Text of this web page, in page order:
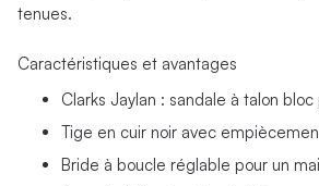
tenues.
Caractéristiques et avantages
Clarks Jaylan : sandale à talon
Tige en cuir noir avec
Bride à boucle réglable pour un